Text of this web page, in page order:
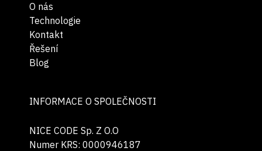
O nás
Technologie
Kontakt
Řešení
Blog
INFORMACE O SPOLEČNOSTI
NICE CODE Sp. Z O.O
Numer KRS: 0000946187